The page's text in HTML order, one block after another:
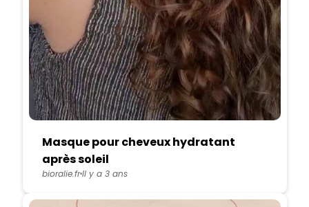
Masque pour cheveux hydratant
après soleil
bioralie.frIl y a 3 ans